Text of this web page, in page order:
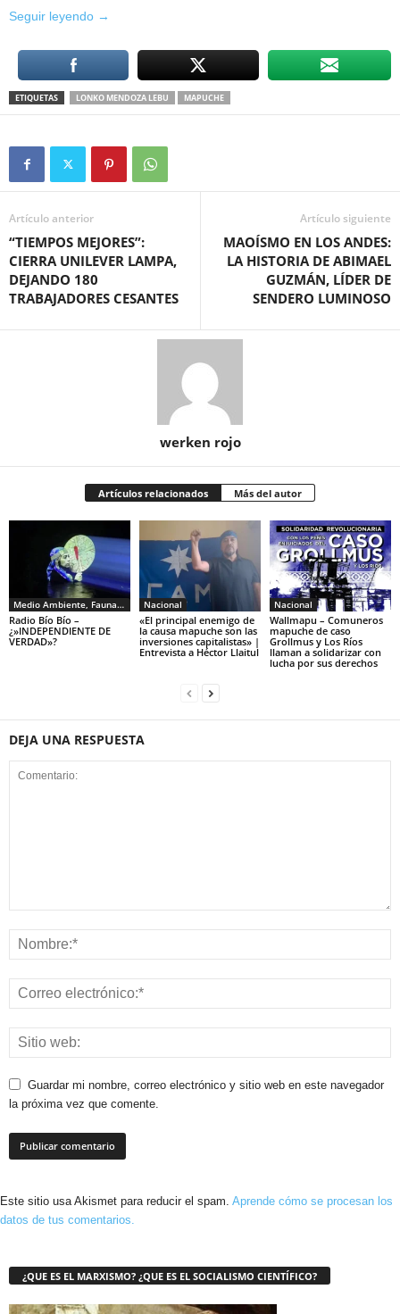
Seguir leyendo lonko
nuevas
tomas
tierras
ponen
en
al
→
ETIQUETAS LONKO MENDOZA LEBU MAPUCHE
Artículo anterior
“TIEMPOS MEJORES”:
CIERRA UNILEVER LAMPA,
DEJANDO 180
TRABAJADORES CESANTES
Artículo siguiente
MAOÍSMO EN LOS ANDES:
LA HISTORIA DE ABIMAEL
GUZMÁN, LÍDER DE
SENDERO LUMINOSO
werken rojo
Artículos relacionados Más del autor
Medio Ambiente, Fauna y Sociedad
Radio Bío Bío –
¿»INDEPENDIENTE DE
VERDAD»?
Nacional
«El principal enemigo de
la causa mapuche son las
inversiones capitalistas» |
Entrevista a Héctor Llaitul
Nacional
Wallmapu – Comuneros
mapuche de caso
Grollmus y Los Ríos
llaman a solidarizar con
lucha por sus derechos
DEJA UNA RESPUESTA
Guardar mi nombre, correo electrónico y sitio web en este navegador
la próxima vez que comente.
Este sitio usa Akismet para reducir el spam. Aprende cómo se procesan los
datos de tus comentarios.
¿QUE ES EL MARXISMO? ¿QUE ES EL SOCIALISMO CIENTÍFICO?